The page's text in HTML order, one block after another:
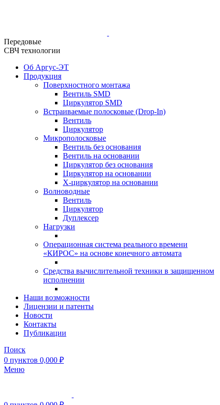
Передовые
СВЧ технологии
Об Аргус-ЭТ
Продукция
Поверхностного монтажа
Вентиль SMD
Циркулятор SMD
Встраиваемые полосковые (Drop-In)
Вентиль
Циркулятор
Микрополосковые
Вентиль без основания
Вентиль на основании
Циркулятор без основания
Циркулятор на основании
Х-циркулятор на основании
Волноводные
Вентиль
Циркулятор
Дуплексер
Нагрузки
Операционная система реального времени
«КИРОС» на основе конечного автомата
Средства вычислительной техники в защищенном
исполнении
Наши возможности
Лицензии и патенты
Новости
Контакты
Публикации
Поиск
0 пунктов 0,000 ₽
Меню